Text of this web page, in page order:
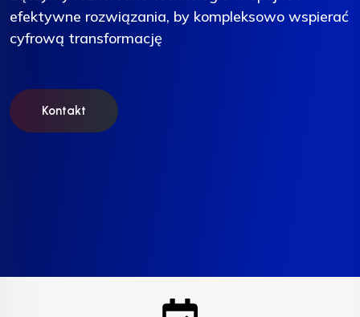
efektywne rozwiązania, by kompleksowo wspierać
cyfrową transformację
Kontakt
efektywne rozwiązania, by kompleksowo wspierać
cyfrową transformację
Kontakt
efektywne rozwiązania, by kompleksowo wspierać
cyfrową transformację
Kontakt